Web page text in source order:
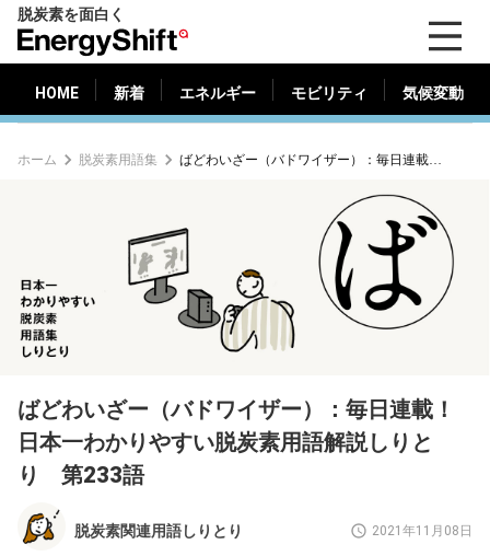
脱炭素を面白く
ナ
ジ
ー
フ
HOME 新着 エネルギー モビリティ 気候変動
新着 エネルギー 気候変動
ホーム 脱炭素用語集 ばどわいざー（バドワイザー）：毎日連載！日本一わかりやすい脱炭素用語解説しりとり 第233語
ばどわいざー（バドワイザー）：毎日連載！
日本一わかりやすい脱炭素用語解説しりと
り 第233語
脱炭素関連用語しりとり 2021年11月08日